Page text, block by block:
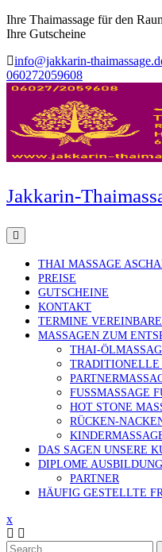
Ihre Thaimassage für den
Ihre Gutscheine
info@jakkarin-
060272059608
Jakkarin-
THAI MASSAGE
PREISE
GUTSCHEINE
KONTAKT
TERMINE
MASSAGEN ZUM
THAI-
TRADITIONELLE
FUSSMASSAGE
HOT STONE
RÜCKEN-
DAS SAGEN UNSERE
DIPLOME AUSBILDUNG
PARTNER
HÄUFIG GESTELLTE
x